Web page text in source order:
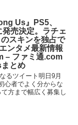
Us』PS5、
発売決定。ラチェ
スキンを独占で
ンタメ最新情報
– ファミ通.com
とめ
るツイート明日9月
心者でよく分からな
方まで幅広く募集し